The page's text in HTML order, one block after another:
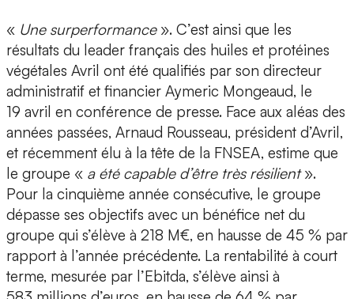
« Une surperformance». C’est ainsi que les
résultats du leader français des huiles et protéines
végétales Avril ont été qualifiés par son directeur
administratif et financier Aymeric Mongeaud, le
19 avril en conférence de presse. Face aux aléas des
années passées, Arnaud Rousseau, président d’Avril,
et récemment élu à la tête de la FNSEA, estime que
le groupe « a été capable d’être très résilient».
Pour la cinquième année consécutive, le groupe
dépasse ses objectifs avec un bénéfice net du
groupe qui s’élève à 218 M€, en hausse de 45 % par
rapport à l’année précédente. La rentabilité à court
terme, mesurée par l’Ebitda, s’élève ainsi à